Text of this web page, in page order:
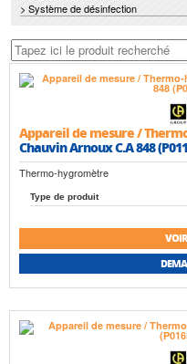
> Système de désinfection
Appareil de mesure /
Chauvin Arnoux C.A 848
Thermo-hygromètre
Type de produit